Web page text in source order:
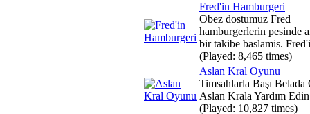
Fred'in Hamburgeri
Obez dostumuz Fred
hamburgerlerin pesinde
bir takibe baslamis.
(Played: 8,465 times)
Aslan Kral Oyunu
Timsahlarla Başı Belada
Aslan Krala Yardım
(Played: 10,827 times)